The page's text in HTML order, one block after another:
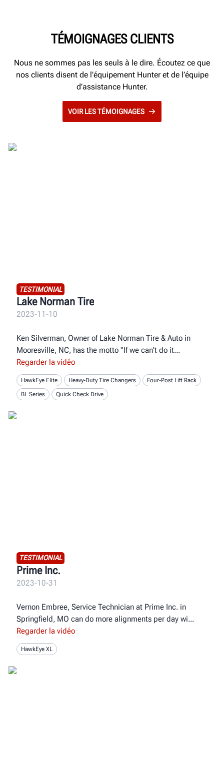
TÉMOIGNAGES CLIENTS
Nous ne sommes pas les seuls à le dire. Écoutez ce que
nos clients disent de l’équipement Hunter et de l’équipe
d’assistance Hunter.
VOIR LES TÉMOIGNAGES
TESTIMONIAL
Lake Norman Tire
2023-11-10
Ken Silverman, Owner of Lake Norman Tire & Auto in
Mooresville, NC, has the motto "If we can't do it
Regarder la vidéo
HawkEye Elite Heavy-Duty Tire Changers
Four-Post Lift Rack
BL Series
Quick Check Drive
TESTIMONIAL
Prime Inc.
2023-10-31
Vernon Embree, Service Technician at Prime Inc. in
Springfield, MO can do more alignments per day wi
Regarder la vidéo
HawkEye XL